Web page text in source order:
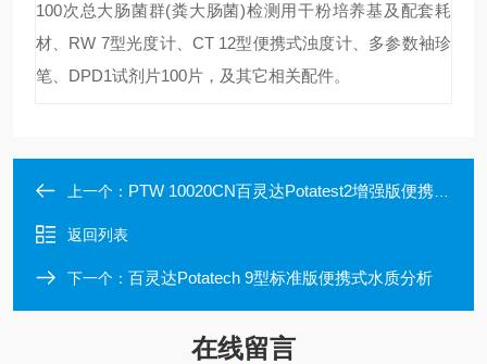
100次总大肠菌群(粪大肠菌)检测用干粉培养基及配套耗
材、RW 7型光度计、CT 12型便携式浊度计、多参数袖珍
笔、DPD1试剂片100片，及其它相关配件。
上一个： PTW 10020CN百灵达Potatest2增强版便携式微生物检测
返回列表
下一个： 百灵达Potatech 9型标准版便携式水质分析
在线留言